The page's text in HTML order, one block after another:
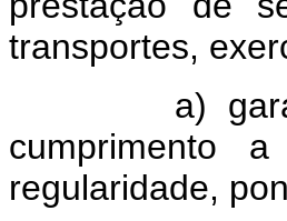
transportes,
a) garantir
cumprimento
regularidade,